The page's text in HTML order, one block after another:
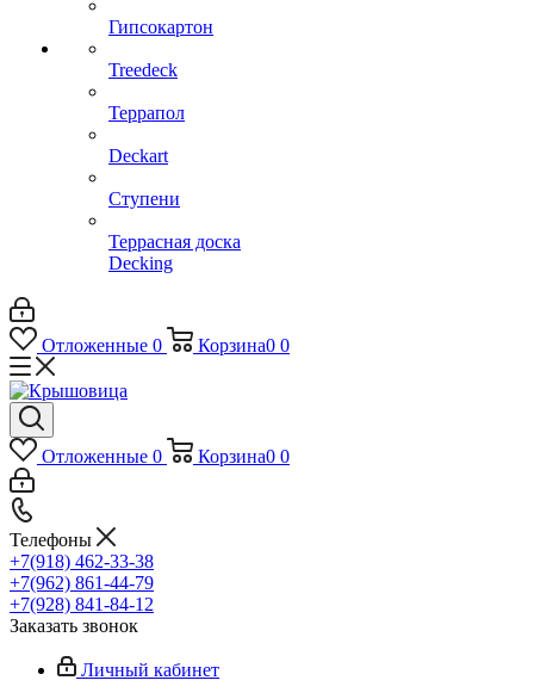
Гипсокартон
Treedeck
Террапол
Deckart
Ступени
Террасная доска
Decking
Отложенные 0 Корзина0 0
Отложенные 0 Корзина0 0
Телефоны
+7(918) 462-33-38
+7(962) 861-44-79
+7(928) 841-84-12
Заказать звонок
Личный кабинет